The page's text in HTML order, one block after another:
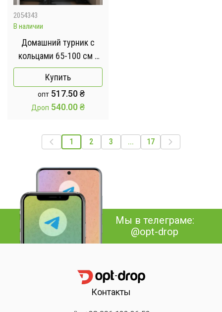
2054343
В наличии
Домашний турник с
кольцами 65-100 см /
Турник раздвижной для
занятия спортом /
Турник для
подтягивания с
кольцами
Купить
опт 517.50₴
Дроп 540.00₴
1 2 3 ... 17
Мы в телеграме:
@opt-drop
Контакты